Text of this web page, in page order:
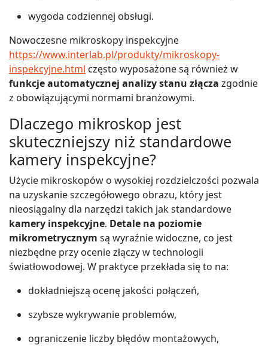
wygoda codziennej obsługi.
Nowoczesne mikroskopy inspekcyjne
https://www.interlab.pl/produkty/mikroskopy-
inspekcyjne.html często wyposażone są również w
funkcje automatycznej analizy stanu złącza zgodnie
z obowiązującymi normami branżowymi.
Dlaczego mikroskop jest
skuteczniejszy niż standardowe
kamery inspekcyjne?
Użycie mikroskopów o wysokiej rozdzielczości pozwala
na uzyskanie szczegółowego obrazu, który jest
nieosiągalny dla narzędzi takich jak standardowe
kamery inspekcyjne. Detale na poziomie
mikrometrycznym są wyraźnie widoczne, co jest
niezbędne przy ocenie złączy w technologii
światłowodowej. W praktyce przekłada się to na:
dokładniejszą ocenę jakości połączeń,
szybsze wykrywanie problemów,
ograniczenie liczby błędów montażowych,